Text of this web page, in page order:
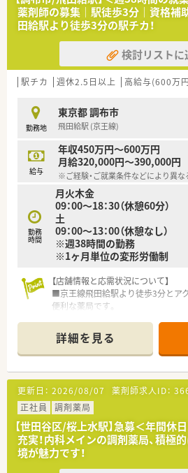
トのポジションも増えます。
■在宅や教育等の専門性を活かせ
とも可能です。
■その他にも、管理部門や商品部門
域は多種多様です。
■在宅実施店舗は年々増加しており
わる事ができます。
時短勤務ができるよう変更予定です。
■年間休日が120日とワークライフ
■日用品から常備薬まで、従業員割
たくさんあります！
薬剤師の募集｜駅徒歩3分｜資格
田給駅より徒歩3分の駅チカ！
検討リストに
駅チカ 週休2.5日以上 高給与(600万
勤務地
東京都 調布市
飛田給駅 (京王線)
給与
年収450万円～600万円
月給320,000円～390,000円
※ご経験・ご就業条件などにより異な
勤務
時間
月火木金
09：00～18：30（休憩60分）
土
09：00～13：00（休憩なし）
※週38時間の勤務
※1ヶ月単位の変形労働制
【店舗情報と応需状況について】
■京王線飛田給駅より徒歩3分とア
便利な薬局です。
落ち着いた環境です。
■薬剤師は常時1名体制で、事務員
持って業務に取り組めます。
【勤務実態について】
■所定労働時間は週38時間となって
イベートの予定も立てやすいです。
■水曜・日曜が定休日で、土曜日は
休2.5日を確保できます。
■有給休暇は入社半年後に10日付与
も取得できる環境が整っています。
詳細を見る
更新日： 2026/08/07 薬剤師求人ID：
正社員
調剤薬局
【世田谷区/桜上水駅】急募＜年間休
充実！内科メインの調剤薬局、積極
境が魅力です！